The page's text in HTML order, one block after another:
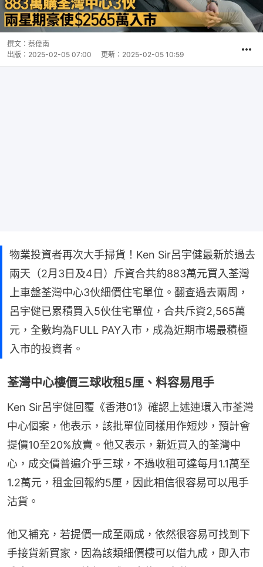
撰文： 蔡偉南
出版： 2025-02-05 07:00 更新： 2025-02-05 10:59
物業投資者再次大手掃貨！Ken Sir呂宇健最新於過去
兩天（2月3日及4日）斥資合共約883萬元買入荃灣
上車盤荃灣中心3伙細價住宅單位。翻查過去兩周，
呂宇健已累積買入5伙住宅單位，合共斥資2,565萬
元，全數均為FULL PAY入市，成為近期市場最積極
入市的投資者。
荃灣中心樓價三球收租5厘、料容易甩手
Ken Sir呂宇健回覆《香港01》確認上述連環入市荃灣
中心個案，他表示，該批單位同樣用作短炒，預計會
提價10至20%放賣。他又表示，新近買入的荃灣中
心，成交價普遍介乎三球，不過收租可達每月1.1萬至
1.2萬元，租金回報約5厘，因此相信很容易可以甩手
沽貨。
他又補充，若提價一成至兩成，依然很容易可找到下
手接貨新買家，因為該類細價樓可以借九成，即入市